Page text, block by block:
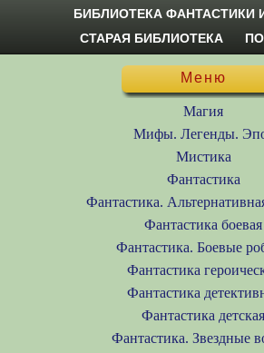
БИБЛИОТЕКА ФАНТАСТИКИ
СТАРАЯ БИБЛИОТЕКА
Меню
Магия
Мифы. Легенды.
Мистика
Фантастика
Фантастика.
Фантастика боевая
Фантастика. Боевые
Фантастика
Фантастика
Фантастика детская
Фантастика. Звездные